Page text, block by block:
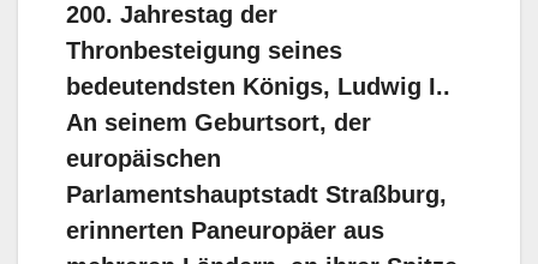
200. Jahrestag der
Thronbesteigung seines
bedeutendsten Königs, Ludwig I..
An seinem Geburtsort, der
europäischen
Parlamentshauptstadt Straßburg,
erinnerten Paneuropäer aus